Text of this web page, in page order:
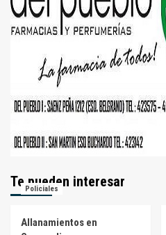
Te pueden interesar
Policiales
Allanamientos en